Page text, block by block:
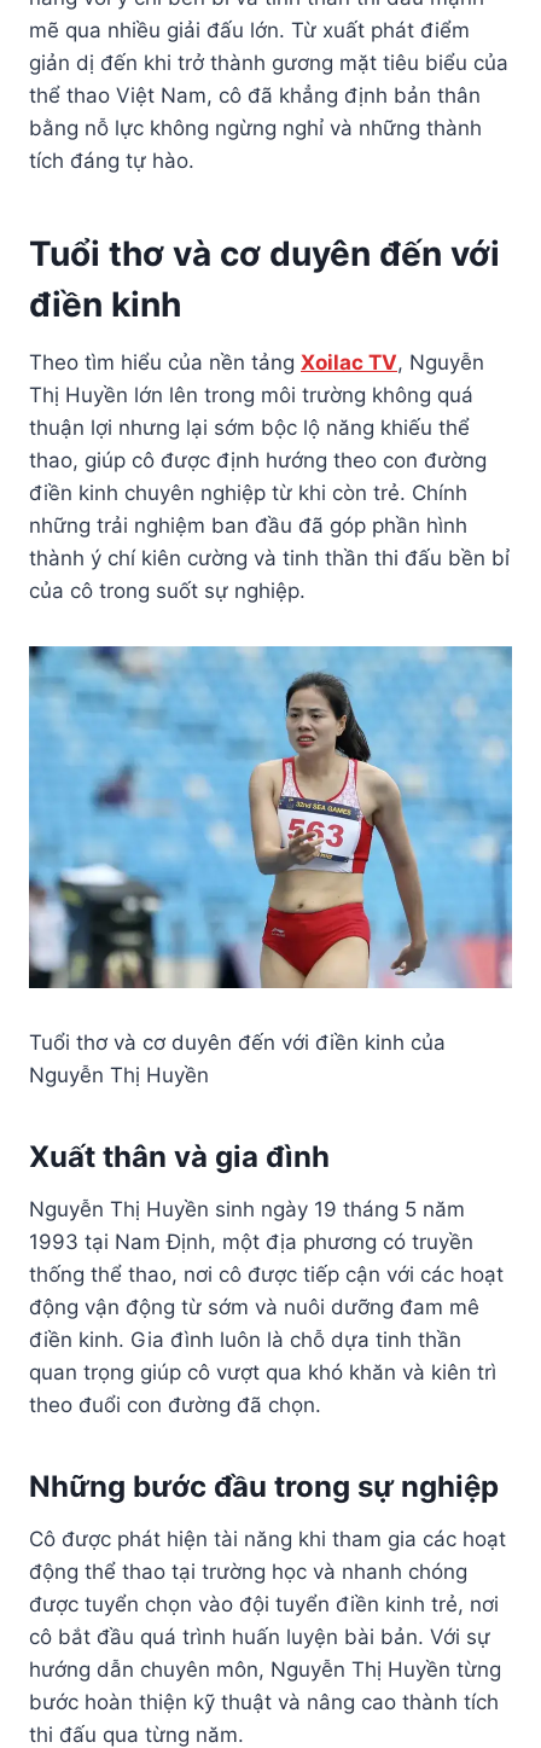
mẽ qua nhiều giải đấu lớn. Từ xuất phát điểm
giản dị đến khi trở thành gương mặt tiêu biểu của
thể thao Việt Nam, cô đã khẳng định bản thân
bằng nỗ lực không ngừng nghỉ và những thành
tích đáng tự hào.
Tuổi thơ và cơ duyên đến với
điền kinh
Theo tìm hiểu của nền tảng Xoilac TV, Nguyễn
Thị Huyền lớn lên trong môi trường không quá
thuận lợi nhưng lại sớm bộc lộ năng khiếu thể
thao, giúp cô được định hướng theo con đường
điền kinh chuyên nghiệp từ khi còn trẻ. Chính
những trải nghiệm ban đầu đã góp phần hình
thành ý chí kiên cường và tinh thần thi đấu bền bỉ
của cô trong suốt sự nghiệp.
Tuổi thơ và cơ duyên đến với điền kinh của
Nguyễn Thị Huyền
Xuất thân và gia đình
Nguyễn Thị Huyền sinh ngày 19 tháng 5 năm
1993 tại Nam Định, một địa phương có truyền
thống thể thao, nơi cô được tiếp cận với các hoạt
động vận động từ sớm và nuôi dưỡng đam mê
điền kinh. Gia đình luôn là chỗ dựa tinh thần
quan trọng giúp cô vượt qua khó khăn và kiên trì
theo đuổi con đường đã chọn.
Những bước đầu trong sự nghiệp
Cô được phát hiện tài năng khi tham gia các hoạt
động thể thao tại trường học và nhanh chóng
được tuyển chọn vào đội tuyển điền kinh trẻ, nơi
cô bắt đầu quá trình huấn luyện bài bản. Với sự
hướng dẫn chuyên môn, Nguyễn Thị Huyền từng
bước hoàn thiện kỹ thuật và nâng cao thành tích
thi đấu qua từng năm.